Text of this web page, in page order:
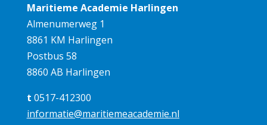
Maritieme Academie Harlingen
Almenumerweg 1
8861 KM Harlingen
Postbus 58
8860 AB Harlingen
t 0517-412300
informatie@maritiemeacademie.nl